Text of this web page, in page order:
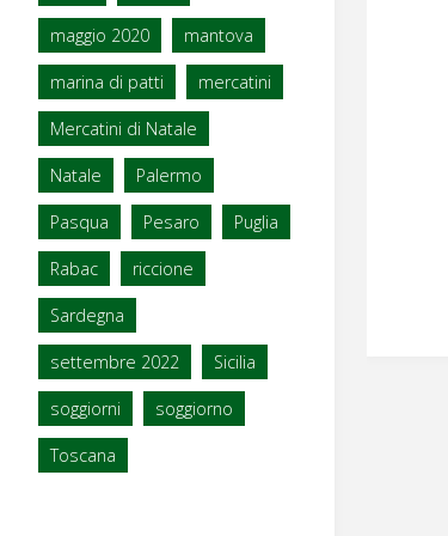
maggio 2020 mantova
marina di patti mercatini
Mercatini di Natale
Natale Palermo
Pasqua Pesaro Puglia
Rabac riccione
Sardegna
settembre 2022 Sicilia
soggiorni soggiorno
Toscana